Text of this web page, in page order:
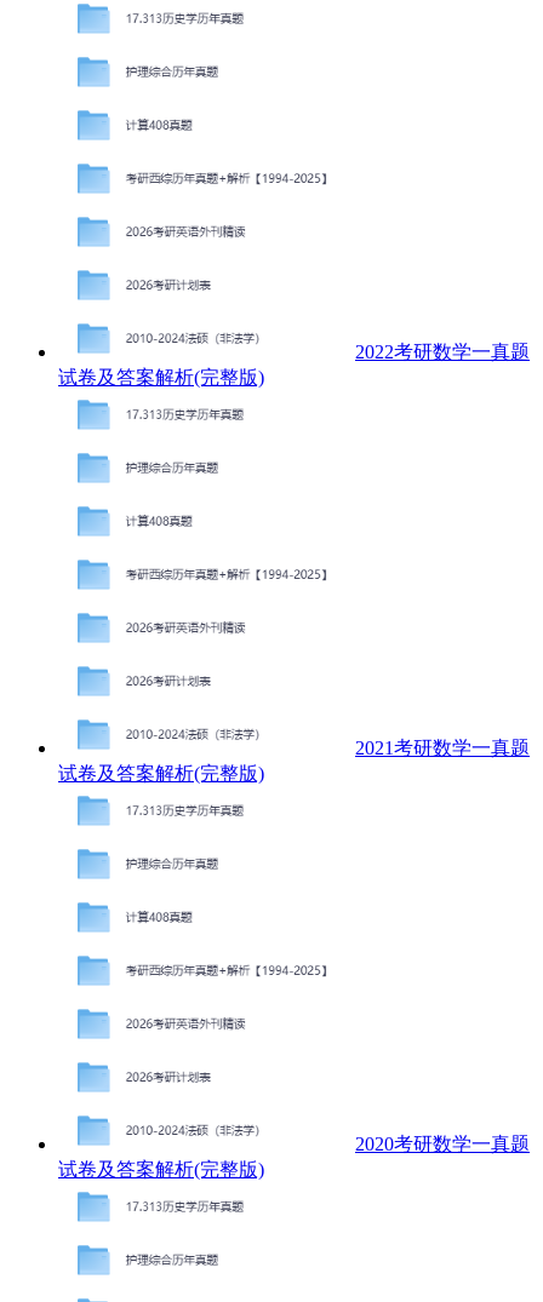
2022考研数学一真题
试卷及答案解析(完整版)
2021考研数学一真题
试卷及答案解析(完整版)
2020考研数学一真题
试卷及答案解析(完整版)